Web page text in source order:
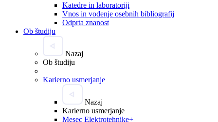
Katedre in laboratoriji
Vnos in vodenje osebnih bibliografij
Odprta znanost
Ob študiju
Nazaj
Ob študiju
Karierno usmerjanje
Nazaj
Karierno usmerjanje
Mesec Elektrotehnike+